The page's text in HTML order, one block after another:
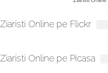
Ziaristi Online pe Flickr
Ziaristi Online pe Picasa